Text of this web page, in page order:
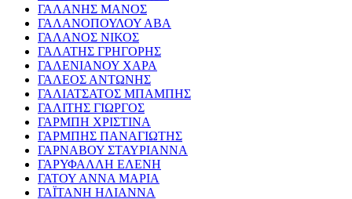
ΓΑΛΑΝΗΣ ΜΑΝΟΣ
ΓΑΛΑΝΟΠΟΥΛΟΥ ΑΒΑ
ΓΑΛΑΝΟΣ ΝΙΚΟΣ
ΓΑΛΑΤΗΣ ΓΡΗΓΟΡΗΣ
ΓΑΛΕΝΙΑΝΟΥ ΧΑΡΑ
ΓΑΛΕΟΣ ΑΝΤΩΝΗΣ
ΓΑΛΙΑΤΣΑΤΟΣ ΜΠΑΜΠΗΣ
ΓΑΛΙΤΗΣ ΓΙΩΡΓΟΣ
ΓΑΡΜΠΗ ΧΡΙΣΤΙΝΑ
ΓΑΡΜΠΗΣ ΠΑΝΑΓΙΩΤΗΣ
ΓΑΡΝΑΒΟΥ ΣΤΑΥΡΙΑΝΝΑ
ΓΑΡΥΦΑΛΛΗ ΕΛΕΝΗ
ΓΑΤΟΥ ΑΝΝΑ ΜΑΡΙΑ
ΓΑΪΤΑΝΗ ΗΛΙΑΝΝΑ